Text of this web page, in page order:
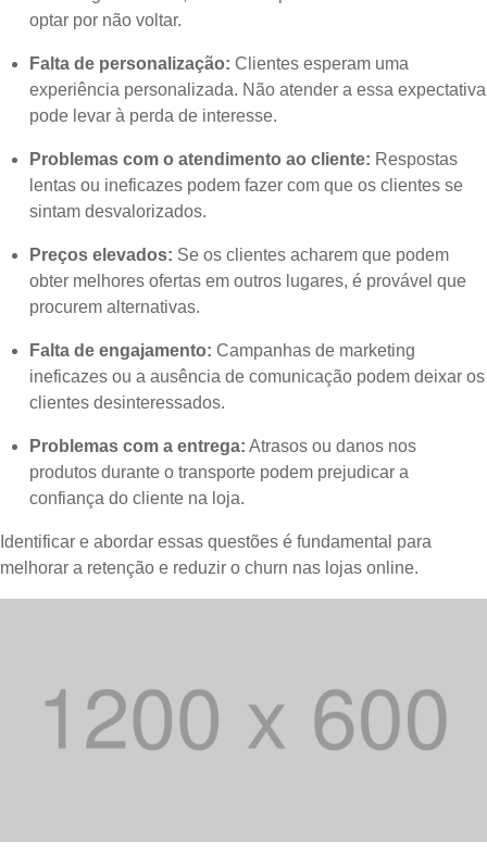
optar por não voltar.
Falta de personalização: Clientes esperam uma
experiência personalizada. Não atender a essa expectativa
pode levar à perda de interesse.
Problemas com o atendimento ao cliente: Respostas
lentas ou ineficazes podem fazer com que os clientes se
sintam desvalorizados.
Preços elevados: Se os clientes acharem que podem
obter melhores ofertas em outros lugares, é provável que
procurem alternativas.
Falta de engajamento: Campanhas de marketing
ineficazes ou a ausência de comunicação podem deixar os
clientes desinteressados.
Problemas com a entrega: Atrasos ou danos nos
produtos durante o transporte podem prejudicar a
confiança do cliente na loja.
Identificar e abordar essas questões é fundamental para
melhorar a retenção e reduzir o churn nas lojas online.